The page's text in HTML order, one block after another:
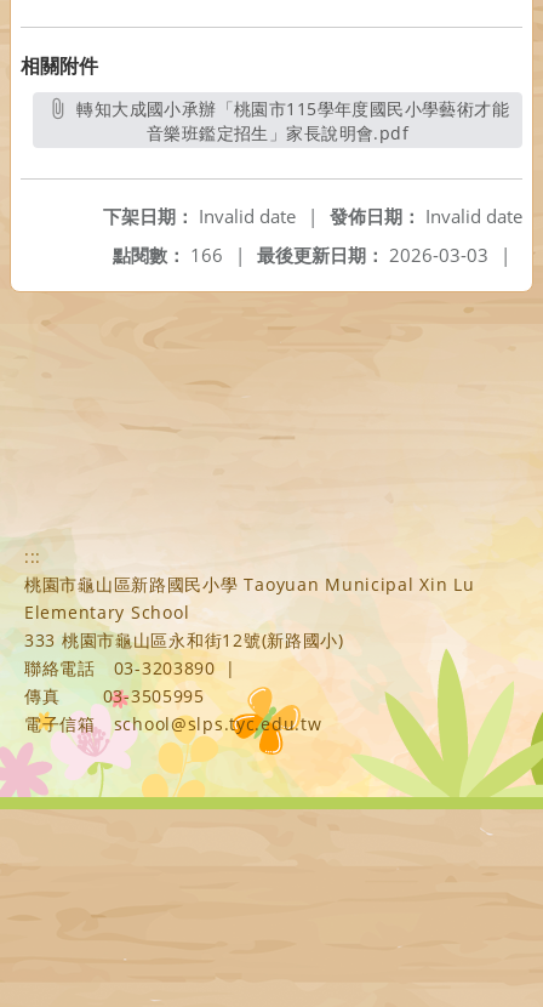
相關附件
轉知大成國小承辦「桃園市115學年度國民小學藝術才能
音樂班鑑定招生」家長說明會.pdf另開新視窗
發佈日期： Invalid date
下架日期： Invalid date
|
最後更新日期： 2026-03-03 |
點閱數： 166 |
:::
桃園市龜山區新路國民小學 Taoyuan Municipal Xin Lu
Elementary School
333 桃園市龜山區永和街12號(新路國小)
聯絡電話
03-3203890
|
傳真
03-3505995
電子信箱
school@slps.tyc.edu.tw